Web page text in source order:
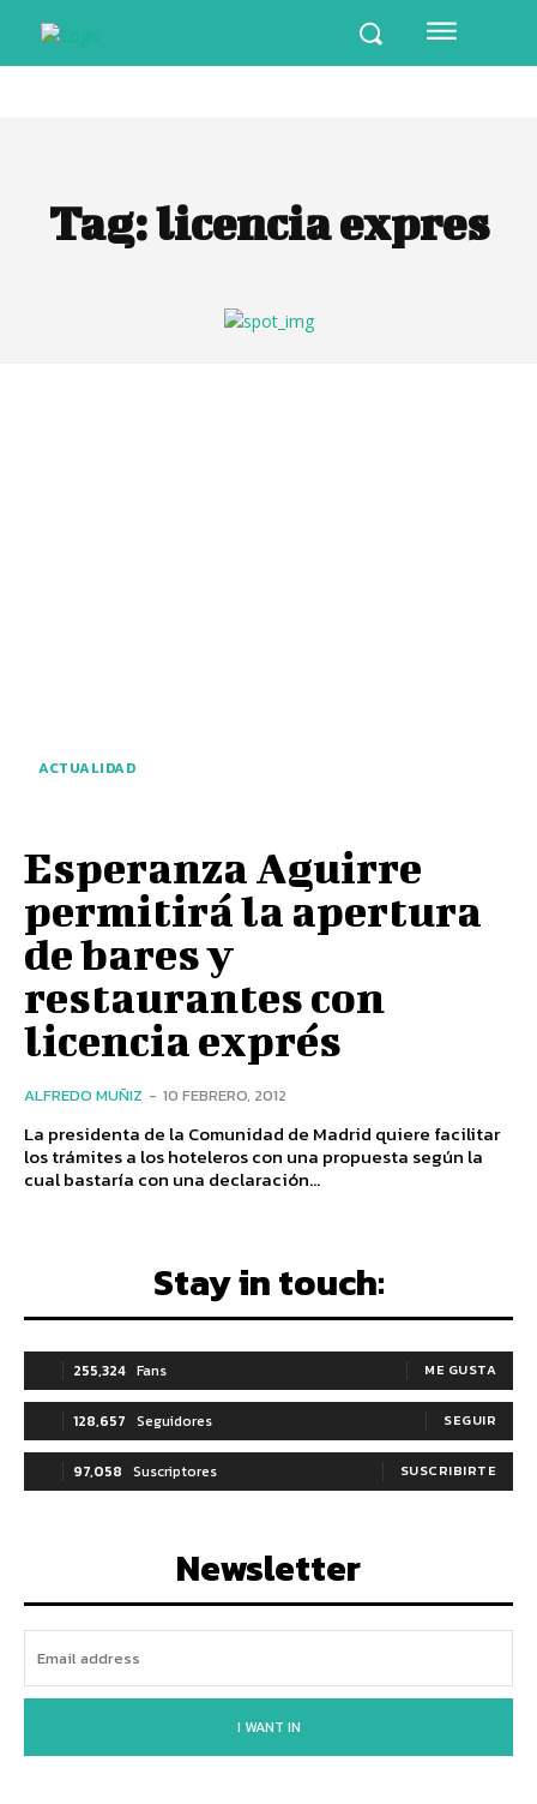
Tag:licencia expres
ACTUALIDAD
Esperanza Aguirre
permitirá la apertura
de bares y
restaurantes con
licencia exprés
ALFREDO MUÑIZ - 10 FEBRERO, 2012
La presidenta de la Comunidad de Madrid quiere facilitar
los trámites a los hoteleros con una propuesta según la
cual bastaría con una declaración...
Stay in touch:
255,324 Fans ME GUSTA
128,657 Seguidores SEGUIR
97,058 Suscriptores SUSCRIBIRTE
Newsletter
I WANT IN